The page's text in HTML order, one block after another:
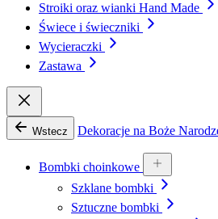
Stroiki oraz wianki Hand Made
Świece i świeczniki
Wycieraczki
Zastawa
Wstecz Dekoracje na Boże
Bombki choinkowe
Szklane bombki
Sztuczne bombki